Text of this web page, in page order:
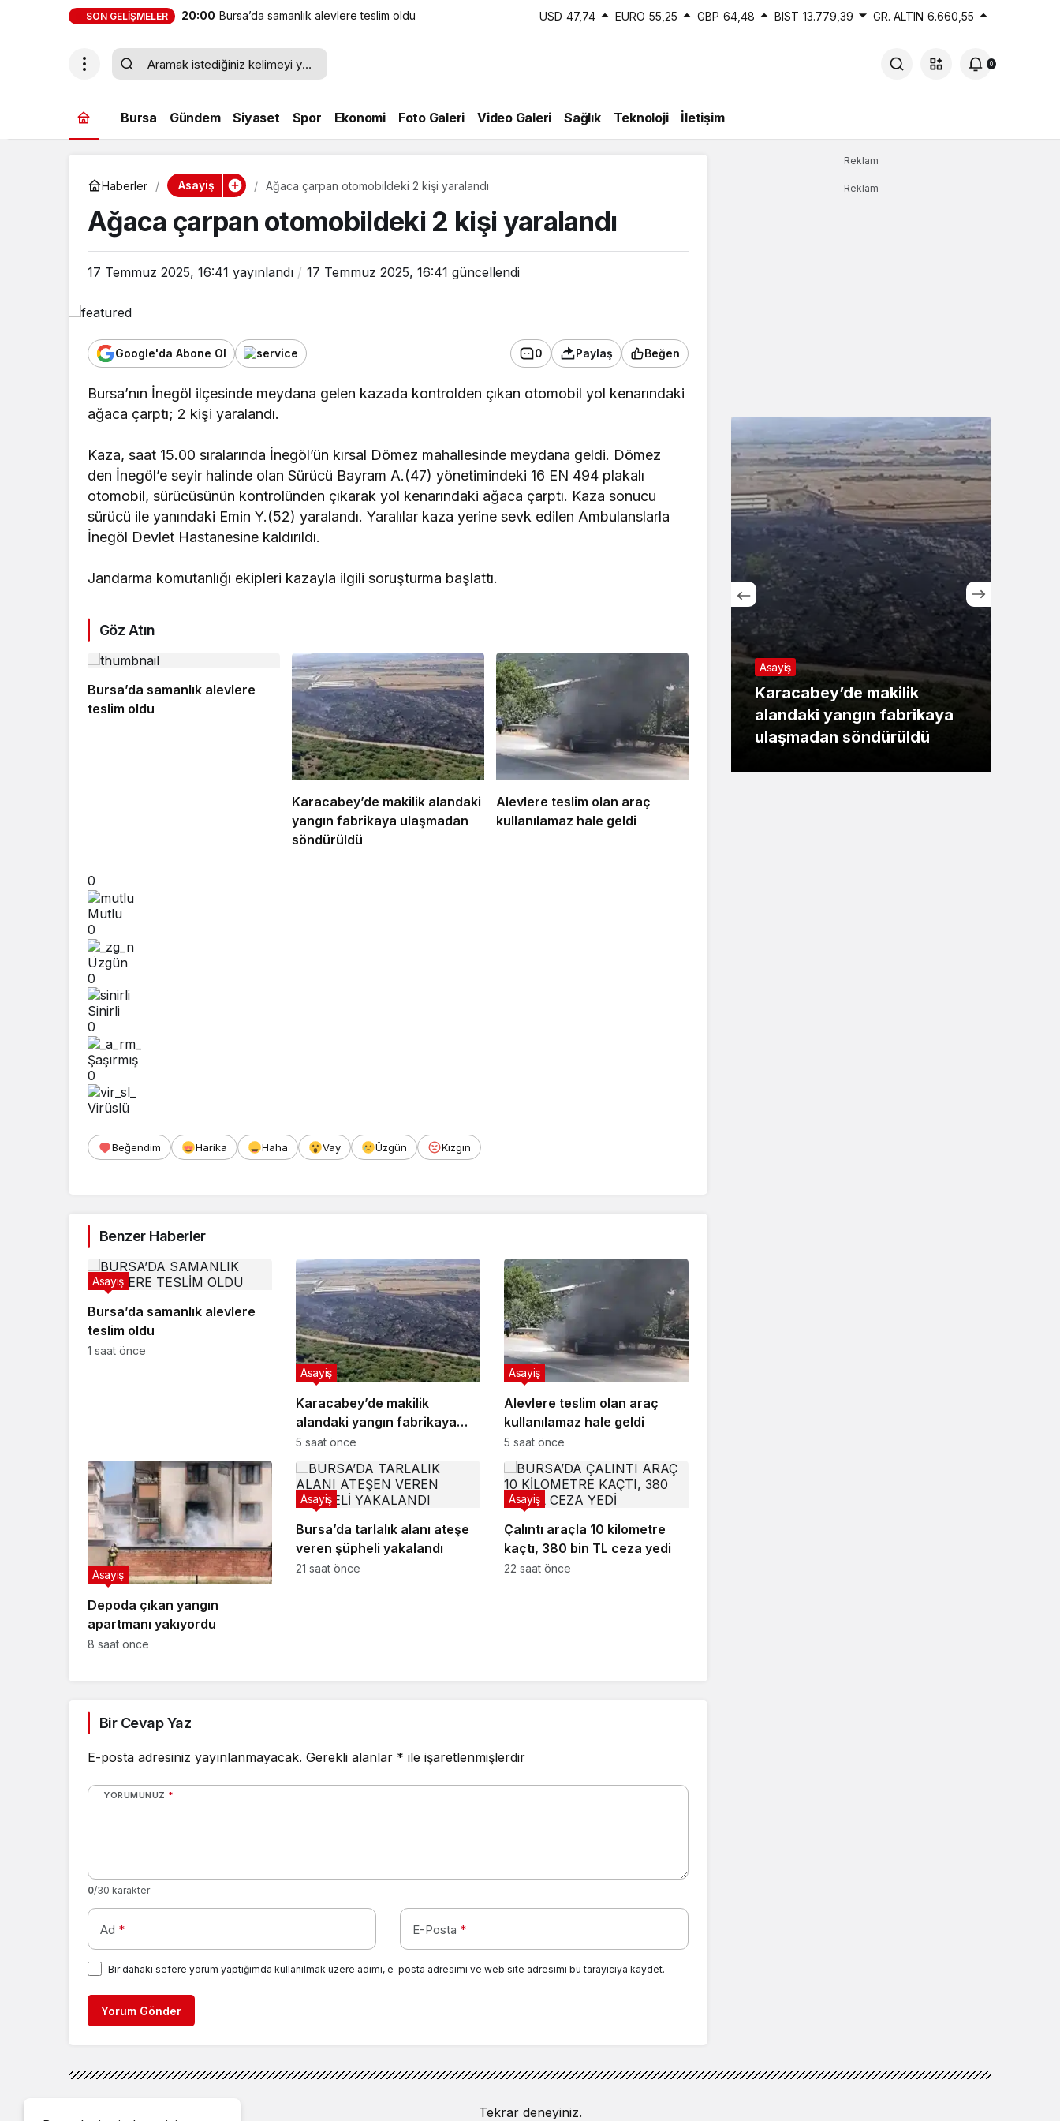
SON GELIŞMELER 20:00 Bursa’da samanlık alevlere teslim oldu USD 47,74 EURO 55,25 GBP 64,48 BIST 13.779,39 GR. ALTIN 6.660,55
0
Bursa Gündem Siyaset Spor Ekonomi Foto Galeri Video Galeri Sağlık Teknoloji İletişim
Haberler Asayiş Ağaca çarpan otomobildeki 2 kişi yaralandı
Ağaca çarpan otomobildeki 2 kişi yaralandı
17 Temmuz 2025, 16:41 yayınlandı 17 Temmuz 2025, 16:41 güncellendi
Google'da Abone Ol 0 Paylaş Beğen
Bursa’nın İnegöl ilçesinde meydana gelen kazada kontrolden çıkan otomobil yol kenarındaki
ağaca çarptı; 2 kişi yaralandı.
Kaza, saat 15.00 sıralarında İnegöl’ün kırsal Dömez mahallesinde meydana geldi. Dömez
den İnegöl’e seyir halinde olan Sürücü Bayram A.(47) yönetimindeki 16 EN 494 plakalı
otomobil, sürücüsünün kontrolünden çıkarak yol kenarındaki ağaca çarptı. Kaza sonucu
sürücü ile yanındaki Emin Y.(52) yaralandı. Yaralılar kaza yerine sevk edilen Ambulanslarla
İnegöl Devlet Hastanesine kaldırıldı.
Jandarma komutanlığı ekipleri kazayla ilgili soruşturma başlattı.
Göz Atın
Bursa’da samanlık alevlere
teslim oldu
Karacabey’de makilik alandaki
yangın fabrikaya ulaşmadan
söndürüldü
Alevlere teslim olan araç
kullanılamaz hale geldi
0
Mutlu
0
Üzgün
0
Sinirli
0
Şaşırmış
0
Virüslü
Beğendim Harika Haha Vay Üzgün Kızgın
Benzer Haberler
Bursa’da samanlık alevlere
teslim oldu
Asayiş
1 saat önce
Karacabey’de makilik
alandaki yangın fabrikaya
ulaşmadan söndürüldü
Asayiş
5 saat önce
Alevlere teslim olan araç
kullanılamaz hale geldi
Asayiş
5 saat önce
Depoda çıkan yangın
apartmanı yakıyordu
Asayiş
8 saat önce
Bursa’da tarlalık alanı ateşe
veren şüpheli yakalandı
Asayiş
21 saat önce
Çalıntı araçla 10 kilometre
kaçtı, 380 bin TL ceza yedi
Asayiş
22 saat önce
Bir Cevap Yaz
E-posta adresiniz yayınlanmayacak. Gerekli alanlar * ile işaretlenmişlerdir
YORUMUNUZ *
0/30 karakter
Ad * E-Posta *
Bir dahaki sefere yorum yaptığımda kullanılmak üzere adımı, e-posta adresimi ve web site adresimi bu tarayıcıya kaydet.
Yorum Gönder
Reklam
Reklam
Asayiş
Bursa’da samanlık alevlere
teslim oldu
Asayiş
Karacabey’de makilik
alandaki yangın fabrikaya
ulaşmadan söndürüldü
Tekrar deneyiniz.